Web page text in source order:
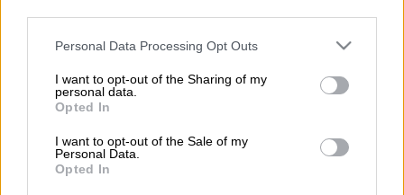
Please note that this website/app uses one or more Google
not limited to your visit or usage behaviour. You may click to
grant or deny consent to Google and its third-party tags to
use your data for below specified purposes in below Google
consent section.
Personal Data Processing Opt Outs
I want to opt-out of the Sharing of my
personal data.
Opted In
I want to opt-out of the Sale of my
Personal Data.
Opted In
Η κακοκαιρία που έπληξε τις τελευταίες
μέρες την περιοχή στο Ρίο στην Πάτρα
δημιούργησε ένα εντυπωσιακό σκηνικό.
Όπως φαίνεται σε πλάνα τραβηγμένα από
drone, το πρωί του Σαββάτου, η λάσπη
απλώνεται σταδιακά και καλύπτει όλο και